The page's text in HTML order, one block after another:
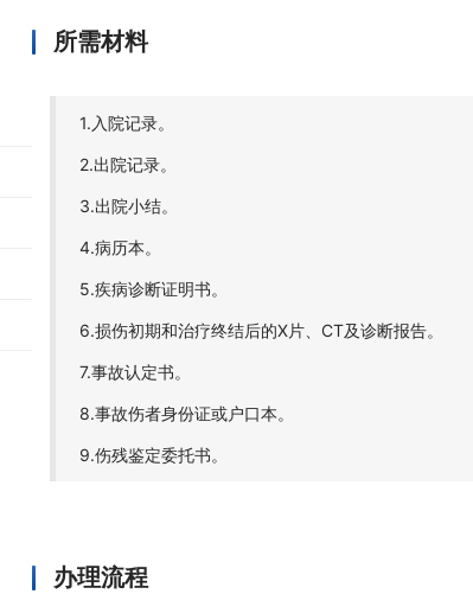
所需材料
1.入院记录。
2.出院记录。
3.出院小结。
4.病历本。
5.疾病诊断证明书。
6.损伤初期和治疗终结后的X片、CT及诊断报告。
7.事故认定书。
8.事故伤者身份证或户口本。
9.伤残鉴定委托书。
办理流程